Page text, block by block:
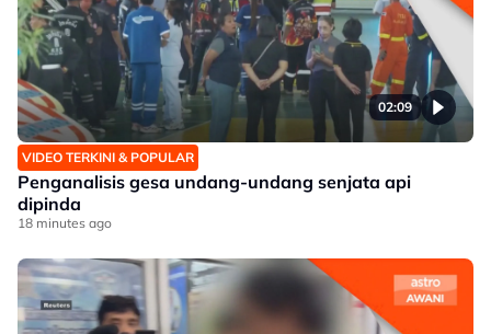
02:09
VIDEO TERKINI & POPULAR
Penganalisis gesa undang-undang senjata api
dipinda
18 minutes ago